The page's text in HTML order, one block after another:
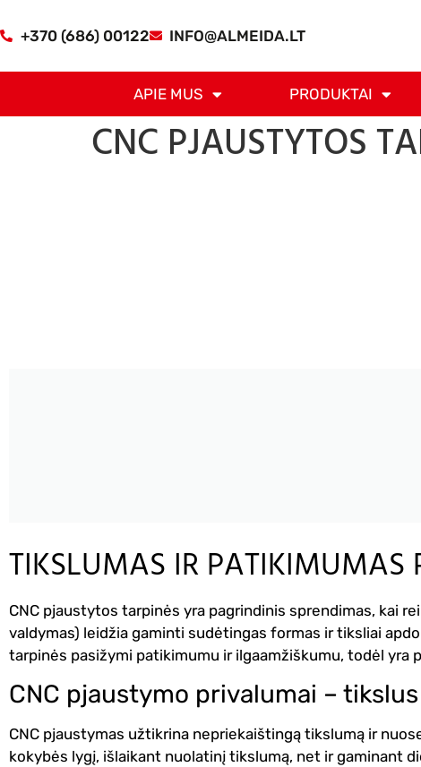
+370 (686) 00122 INFO@ALMEIDA.LT
APIE MUS PRODUKTAI
CNC PJAUSTYTOS
TIKSLUMAS IR PATIKIMUMAS
CNC pjaustytos tarpinės yra pagrindinis sprendimas, kai
valdymas) leidžia gaminti sudėtingas formas ir tiksliai
tarpinės pasižymi patikimumu ir ilgaamžiškumu, todėl yra
CNC pjaustymo privalumai –
CNC pjaustymas užtikrina nepriekaištingą tikslumą ir
kokybės lygį, išlaikant nuolatinį tikslumą, net ir gaminant